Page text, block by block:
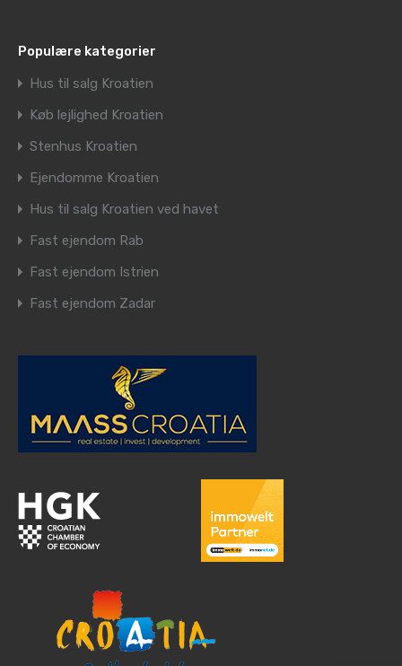
Populære kategorier
Hus til salg Kroatien
Køb lejlighed Kroatien
Stenhus Kroatien
Ejendomme Kroatien
Hus til salg Kroatien ved havet
Fast ejendom Rab
Fast ejendom Istrien
Fast ejendom Zadar